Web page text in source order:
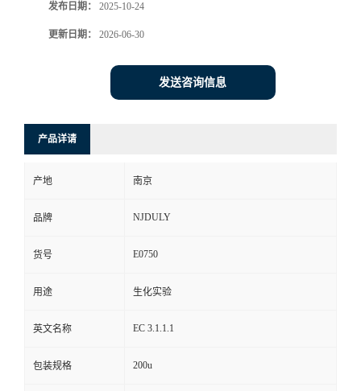
发布日期： 2025-10-24
更新日期： 2026-06-30
发送咨询信息
产品详请
产地 南京
品牌 NJDULY
货号 E0750
用途 生化实验
英文名称 EC 3.1.1.1
包装规格 200u